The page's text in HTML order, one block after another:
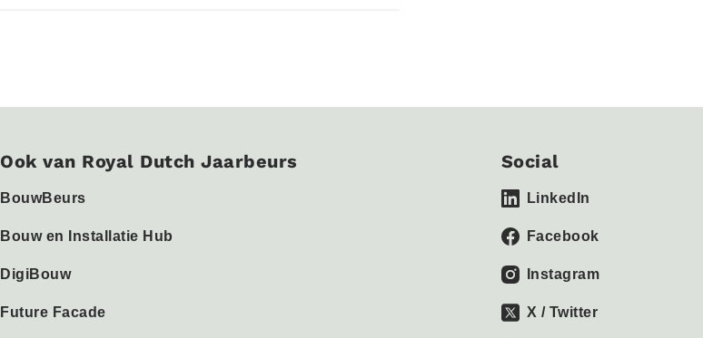
Ook van Royal Dutch Jaarbeurs
BouwBeurs
Bouw en Installatie Hub
DigiBouw
Future Facade
Social
LinkedIn
Facebook
Instagram
X / Twitter